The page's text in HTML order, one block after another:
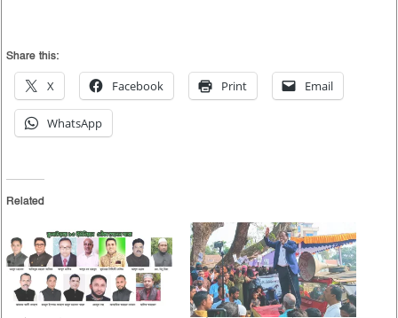
Share this:
X Facebook Print Email
WhatsApp
Related